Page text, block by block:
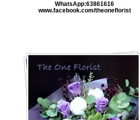
WhatsApp:63861616
www.facebook.com/theoneflorist